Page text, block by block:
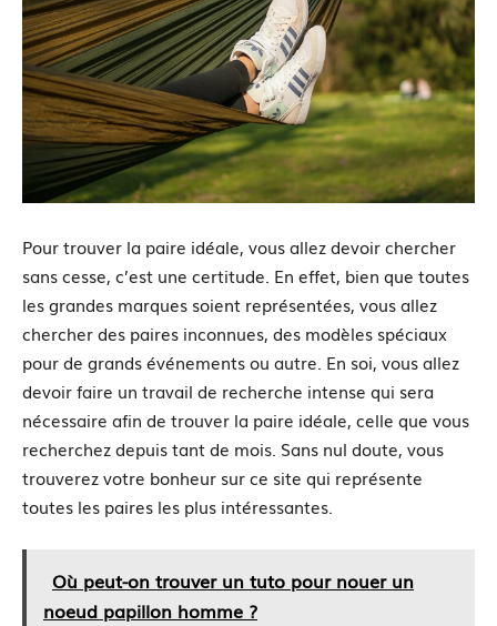
Pour trouver la paire idéale, vous allez devoir chercher
sans cesse, c’est une certitude. En effet, bien que toutes
les grandes marques soient représentées, vous allez
chercher des paires inconnues, des modèles spéciaux
pour de grands événements ou autre. En soi, vous allez
devoir faire un travail de recherche intense qui sera
nécessaire afin de trouver la paire idéale, celle que vous
recherchez depuis tant de mois. Sans nul doute, vous
trouverez votre bonheur sur ce site qui représente
toutes les paires les plus intéressantes.
Où peut-on trouver un tuto pour nouer un
noeud papillon homme ?